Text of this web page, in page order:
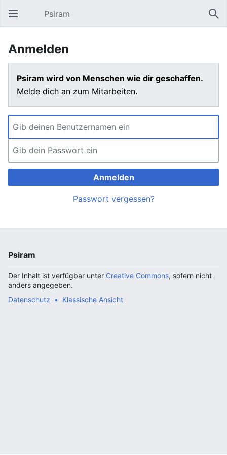
Hauptmenü öffnen Psiram
Anmelden
Psiram wird von Menschen wie dir geschaffen.
Melde dich an zum Mitarbeiten.
Anmelden
Passwort vergessen?
Psiram
Der Inhalt ist verfügbar unter Creative Commons, sofern nicht
anders angegeben.
Datenschutz
Klassische Ansicht